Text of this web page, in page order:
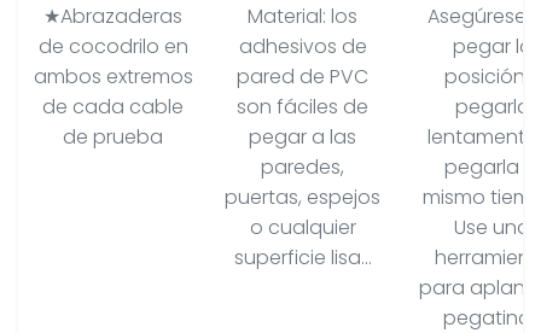
★Abrazaderas
de cocodrilo en
ambos extremos
de cada cable
de prueba
Material: los
adhesivos de
pared de PVC
son fáciles de
pegar a las
paredes,
puertas, espejos
o cualquier
superficie lisa...
Asegúrese
pegar la
posición y
pegarla
pegarla al
mismo
Use una
para
pegatina...